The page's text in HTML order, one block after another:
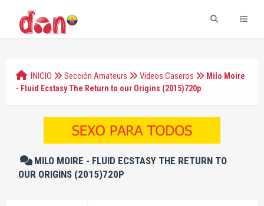
INICIO Sección Amateurs Videos Caseros
Milo Moire
- Fluid Ecstasy The Return to our Origins (2015)720p
MILO MOIRE - FLUID ECSTASY THE RETURN TO
OUR ORIGINS (2015)720P